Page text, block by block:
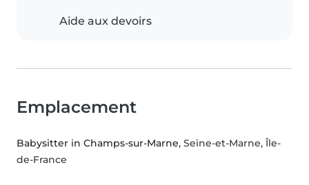
Aide aux devoirs
Emplacement
Babysitter in Champs-sur-Marne, Seine-et-Marne, Île-
de-France